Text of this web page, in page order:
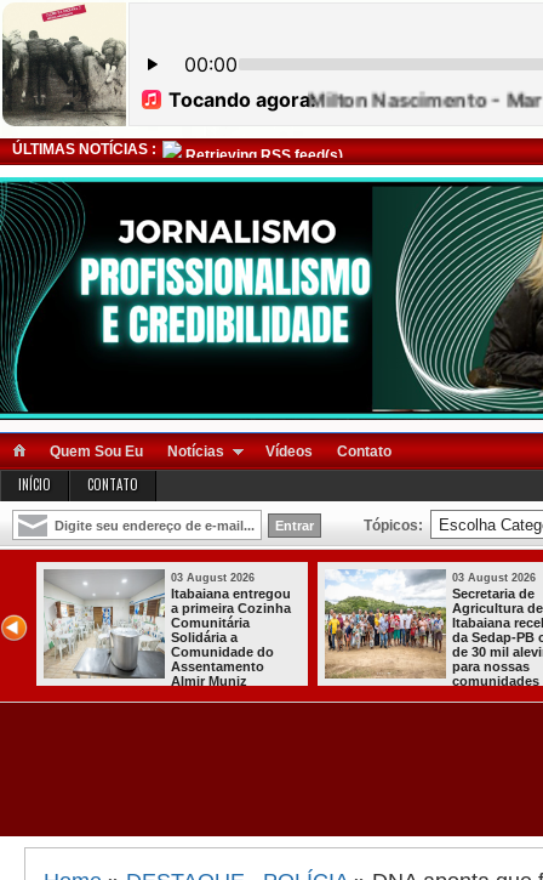
ÚLTIMAS NOTÍCIAS : Retrieving RSS feed(s)
Quem Sou Eu Notícias Vídeos Contato
INÍCIO CONTATO
Tópicos:
03 August 2026
Secretaria de
Agricultura de
Itabaiana recebeu
da Sedap-PB cerca
de 30 mil alevinos
para nossas
comunidades rurais
03 August 2026
Mulher em aparente
surto esfaqueia a
própria mãe em
João Pessoa